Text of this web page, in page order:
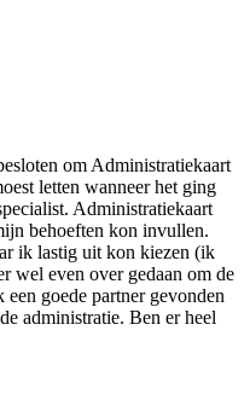
om Administratiekaart
letten wanneer het ging
Administratiekaart
behoeften kon invullen.
ik lastig uit kon kiezen (ik
wel even over gedaan om de
goede partner gevonden
administratie. Ben er heel